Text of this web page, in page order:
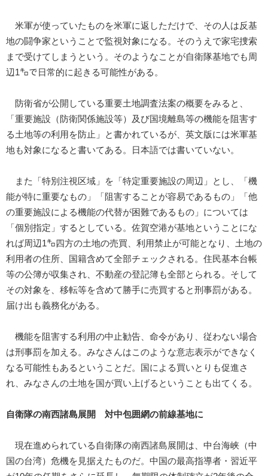
米軍が使っていたものを米軍に返しただけで、その人は反基
地の闘争家ということで監視対象になる。そのうえで家宅捜索
まで受けてしまうという。そのようなことが自衛隊基地でも周
辺1㌔で日常的に起きる可能性がある。
防衛省が公開している重要土地調査法案の概要をみると、
「重要施設（防衛関係施設等）及び国境離島等の機能を阻害す
る土地等の利用を防止」と書かれているが、英文版には米軍基
地も対象になると書いてある。日本語では書いていない。
また「特別注視区域」を「特定重要施設の周辺」とし、「機
能が特に重要なもの」「阻害することが容易であるもの」「他
の重要施設による機能の代替が困難であるもの」については
「個別指定」するとしている。佐賀空港が基地ということにな
れば周辺1㌔四方の土地の売買、利用禁止が可能となり、土地の
利用者の住所、国籍含めて全部チェックされる。住民基本台帳
等の公簿が収集され、不動産の登記簿も全部とられる。そして
その対象を、移転等を含めて勝手に売買すると刑事罰がある。
届け出も義務化がある。
機能を阻害する利用の中止勧告、命令があり、従わない場合
は刑事罰を加える。みなさんはこのような意志表示ができなく
なる可能性もあるということだ。国による買いとりも促進さ
れ、みなさんの土地を国が買い上げるということも出てくる。
自衛隊の南西諸島展開 対中包囲網の前線基地に
現在進められている自衛隊の南西諸島展開は、中台海峡（中
国の台湾）危機を見据えたものだ。中国の最高指導者・習近平